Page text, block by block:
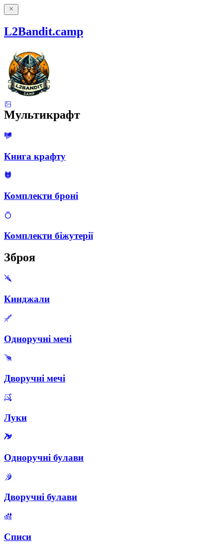
L2Bandit.camp
Мультикрафт
Книга крафту
Комплекти броні
Комплекти біжутерії
Зброя
Кинджали
Одноручні мечі
Дворучні мечі
Луки
Одноручні булави
Дворучні булави
Списи